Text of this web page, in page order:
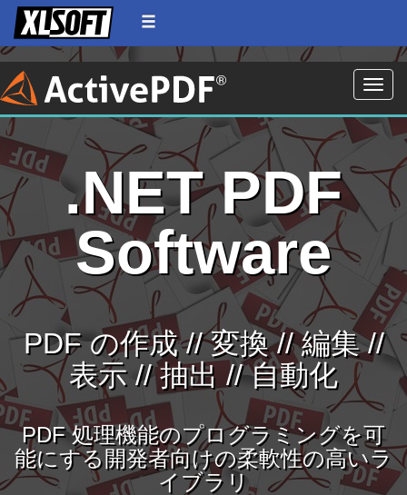
.NET PDF
Software
PDF の作成 // 変換 // 編集 //
表示 // 抽出 // 自動化
PDF 処理機能のプログラミングを可
能にする開発者向けの柔軟性の高いラ
イブラリ